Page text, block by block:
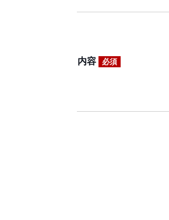
内容 必須